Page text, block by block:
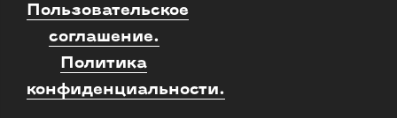
Пользовательское
соглашение.
Политика
конфиденциальности.